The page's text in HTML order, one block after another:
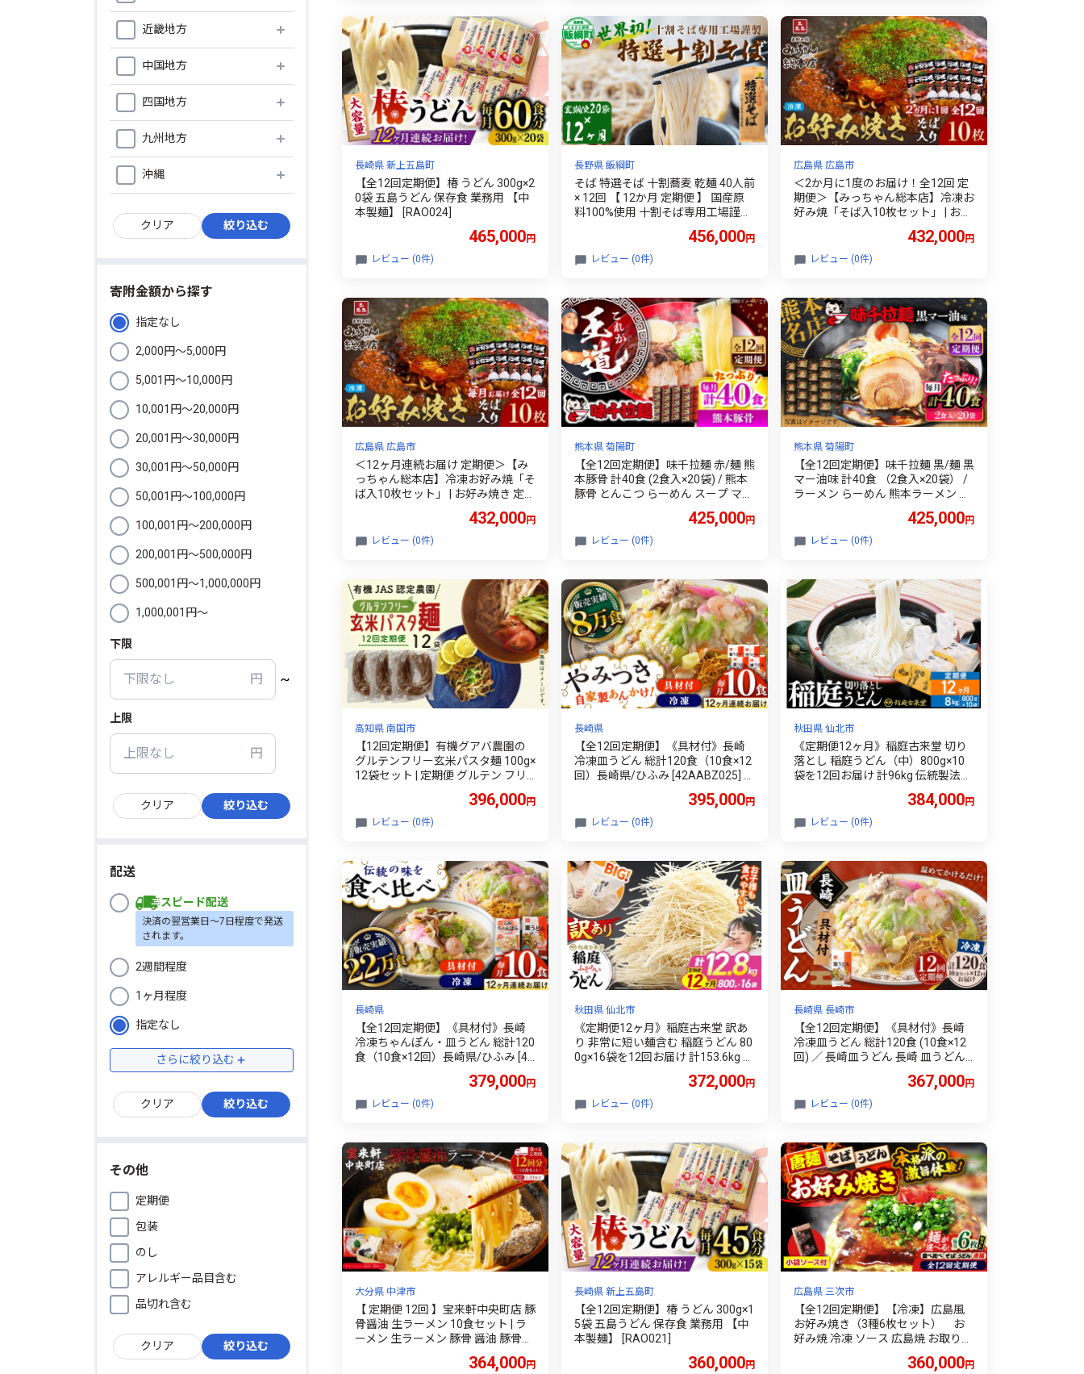
長崎県 新上五島町
【全12回定期便】椿 うどん 300g×2
0袋 五島うどん 保存食 業務用 【中
本製麺】 [RAO024]
465,000円
レビュー (0件)
長野県 飯綱町
そば 特選そば 十割蕎麦 乾麺 40人前
× 12回 【 12か月 定期便 】 国産原
料100%使用 十割そば専用工場謹製
そば 信州そば 乾蕎麦 乾そば 年越し
そば 小麦粉不使用 贈答 長野 45600
0円 長野県 飯綱町 [1713]
456,000円
レビュー (0件)
広島県 広島市
＜2か月に1度のお届け！全12回 定
期便＞【みっちゃん総本店】冷凍お
好み焼「そば入10枚セット」 | お好
お好み焼き 定期配送 ご当地グルメ
名店グルメ みっちゃん総本店 ソウ
ルフード 簡単調理 家庭用 お取り寄
432,000円
レビュー (0件)
広島県 広島市
＜12ヶ月連続お届け 定期便＞【み
っちゃん総本店】冷凍お好み焼「そ
ば入10枚セット」 | お好み焼き 定期
定期配送 ご当地グルメ 名店グルメ
みっちゃん総本店 ソウルフード 簡
単調理 家庭用 お取り寄せ 人気 おす
432,000円
レビュー (0件)
熊本県 菊陽町
【全12回定期便】味千拉麺 赤/麺 熊
本豚骨 計40食 (2食入×20袋) / 熊本
豚骨 とんこつ らーめん スープ マー
men グルメ おいしい スープ 人気
おすすめ らーめん 拉麺 取り寄せ ご
当地ラーメン 拉麺 麺 乾麺 熊本県
J008]
425,000円
レビュー (0件)
熊本県 菊陽町
【全12回定期便】味千拉麺 黒/麺 黒
マー油味 計40食 （2食入×20袋） /
ラーメン らーめん 熊本ラーメン 菊
ック にんにく ラード ギフト 秘伝 ra
men 特製 厳選 たっぷり noodle 熊
本県 ご当地グルメ 黒マー油 拉麺
425,000円
レビュー (0件)
高知県 南国市
【12回定期便】有機グアバ農園の
グルテンフリー玄米パスタ麺 100g×
12袋セット | 定期便 グルテン フリ
ん パスタ 人気 おすすめ 有機JAS認
定農園 高知県 南国市
396,000円
レビュー (0件)
長崎県
【全12回定期便】《具材付》長崎
冷凍皿うどん 総計120食（10食×12
回）長崎県/ひふみ [42AABZ025] 皿
具付き 簡単調理 ギフト 長崎395,000円
レビュー (0件)
秋田県 仙北市
《定期便12ヶ月》稲庭古来堂 切り
落とし 稲庭うどん（中）800g×10
袋を12回お届け 計96kg 伝統製法認
麺 細麺 無添加 防災 災害 備蓄 ロー
リングストック ご当地 お取り寄せ
手綯 てない 稲庭饂飩 12か月 12ヵ
384,000円
レビュー (0件)
長崎県
【全12回定期便】《具材付》長崎
冷凍ちゃんぽん・皿うどん 総計120
食（10食×12回）長崎県/ひふみ [42
麺類 スープ 冷凍 小分け 具付き 簡
単調理 ギフト 長崎
379,000円
レビュー (0件)
秋田県 仙北市
《定期便12ヶ月》稲庭古来堂 訳あ
り 非常に短い麺含む 稲庭うどん 80
0g×16袋を12回お届け 計153.6kg 伝
麺 干し麺 細麺 無添加 時短 離乳食
介護食 カット手間なし ご当地 お取
り寄せ 手綯 てない 稲庭饂飩 12か月
372,000円
レビュー (0件)
長崎県 長崎市
【全12回定期便】《具材付》長崎
冷凍皿うどん 総計120食 (10食×12
回) ／ 長崎皿うどん 長崎 皿うどん
具材付き 小分け 簡単調理 グルメ 冷
凍 ひふみ 長崎市
367,000円
レビュー (0件)
大分県 中津市
【 定期便 12回 】宝来軒中央町店 豚
骨醤油 生ラーメン 10食セット | ラ
ーメン 生ラーメン 豚骨 醤油 豚骨ラ
メン 自家製 麺 生麺 10食 セット ギ
364,000円
長崎県 新上五島町
【全12回定期便】椿 うどん 300g×1
5袋 五島うどん 保存食 業務用 【中
本製麺】 [RAO021]
360,000円
広島県 三次市
【全12回定期便】【冷凍】広島風
お好み焼き（3種6枚セット） お
好み焼 冷凍 ソース 広島焼 お取り寄
ス味 昼食 お昼ごはん 夜食 おやつ
360,000円
近畿地方
中国地方
四国地方
九州地方
沖縄
寄附金額から探す
指定なし
2,000円〜5,000円
5,001円〜10,000円
10,001円〜20,000円
20,001円〜30,000円
30,001円〜50,000円
50,001円〜100,000円
100,001円〜200,000円
200,001円〜500,000円
500,001円〜1,000,000円
1,000,001円〜
下限
上限
配送
スピード配送
決済の翌営業日〜7日程度で発送
されます。
2週間程度
1ヶ月程度
指定なし
その他
定期便
包装
のし
アレルギー品目含む
品切れ含む